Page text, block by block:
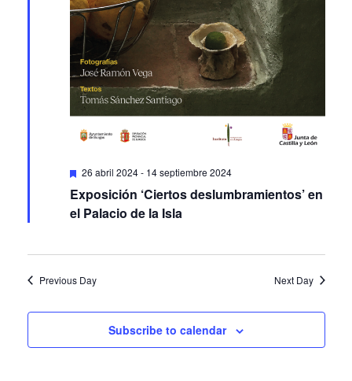
Featured
26 abril 2024- 14 septiembre 2024
Exposición ‘Ciertos deslumbramientos’ en
el Palacio de la Isla
Previous Day Next Day
Subscribe to calendar